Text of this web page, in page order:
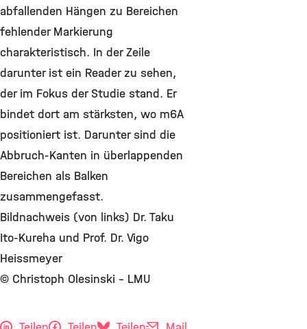
abfallenden Hängen zu Bereichen
fehlender Markierung
charakteristisch. In der Zeile
darunter ist ein Reader zu sehen,
der im Fokus der Studie stand. Er
bindet dort am stärksten, wo m6A
positioniert ist. Darunter sind die
Abbruch-Kanten in überlappenden
Bereichen als Balken
zusammengefasst.
Bildnachweis (von links) Dr. Taku
Ito-Kureha und Prof. Dr. Vigo
Heissmeyer
© Christoph Olesinski - LMU